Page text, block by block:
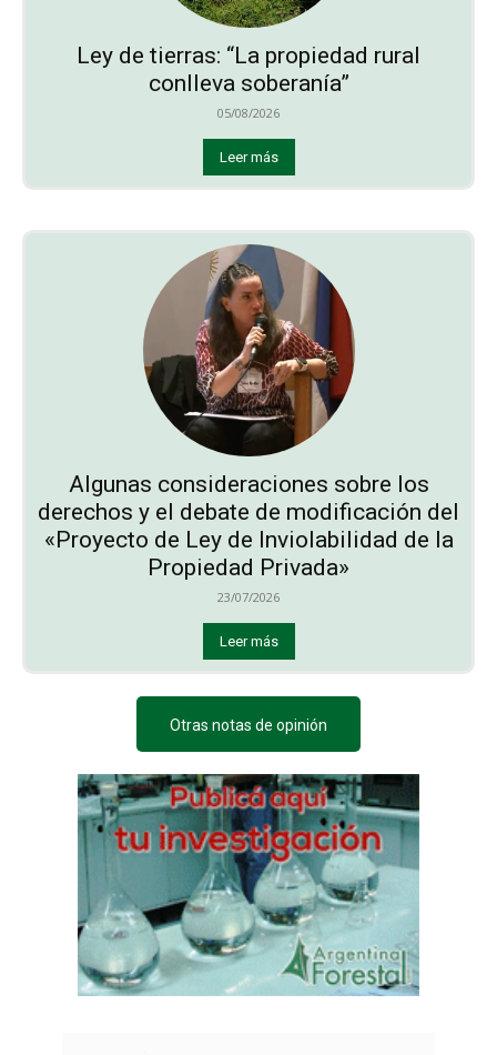
Ley de tierras: “La propiedad rural
conlleva soberanía”
05/08/2026
Leer más
Algunas consideraciones sobre los
derechos y el debate de modificación del
«Proyecto de Ley de Inviolabilidad de la
Propiedad Privada»
23/07/2026
Leer más
Otras notas de opinión